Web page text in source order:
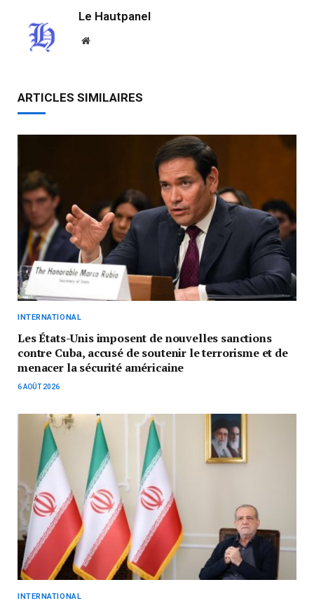
Le Hautpanel
Website
ARTICLES SIMILAIRES
INTERNATIONAL
Les États-Unis imposent de nouvelles sanctions
contre Cuba, accusé de soutenir le terrorisme et de
menacer la sécurité américaine
6 AOÛT 2026
INTERNATIONAL